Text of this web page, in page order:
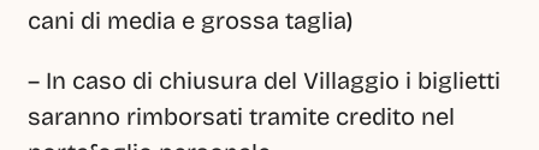
cani di media e grossa taglia)
– In caso di chiusura del Villaggio i biglietti
saranno rimborsati tramite credito nel